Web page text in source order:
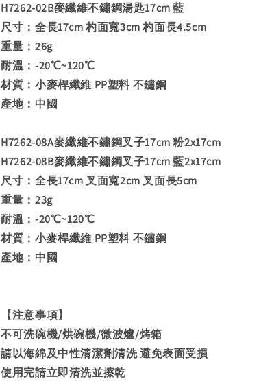
H7262-02B麥纖維不鏽鋼湯匙17cm 藍
尺寸：全長17cm 杓面寬3cm 杓面長4.5cm
重量：26g
耐溫：-20℃~120℃
材質：小麥桿纖維 PP塑料 不鏽鋼
產地：中國
H7262-08A麥纖維不鏽鋼叉子17cm 粉2x17cm
H7262-08B麥纖維不鏽鋼叉子17cm 藍2x17cm
尺寸：全長17cm 叉面寬2cm 叉面長5cm
重量：23g
耐溫：-20℃~120℃
材質：小麥桿纖維 PP塑料 不鏽鋼
產地：中國
【注意事項】
不可洗碗機/烘碗機/微波爐/烤箱
請以海綿及中性清潔劑清洗 避免表面受損
使用完請立即清洗並擦乾